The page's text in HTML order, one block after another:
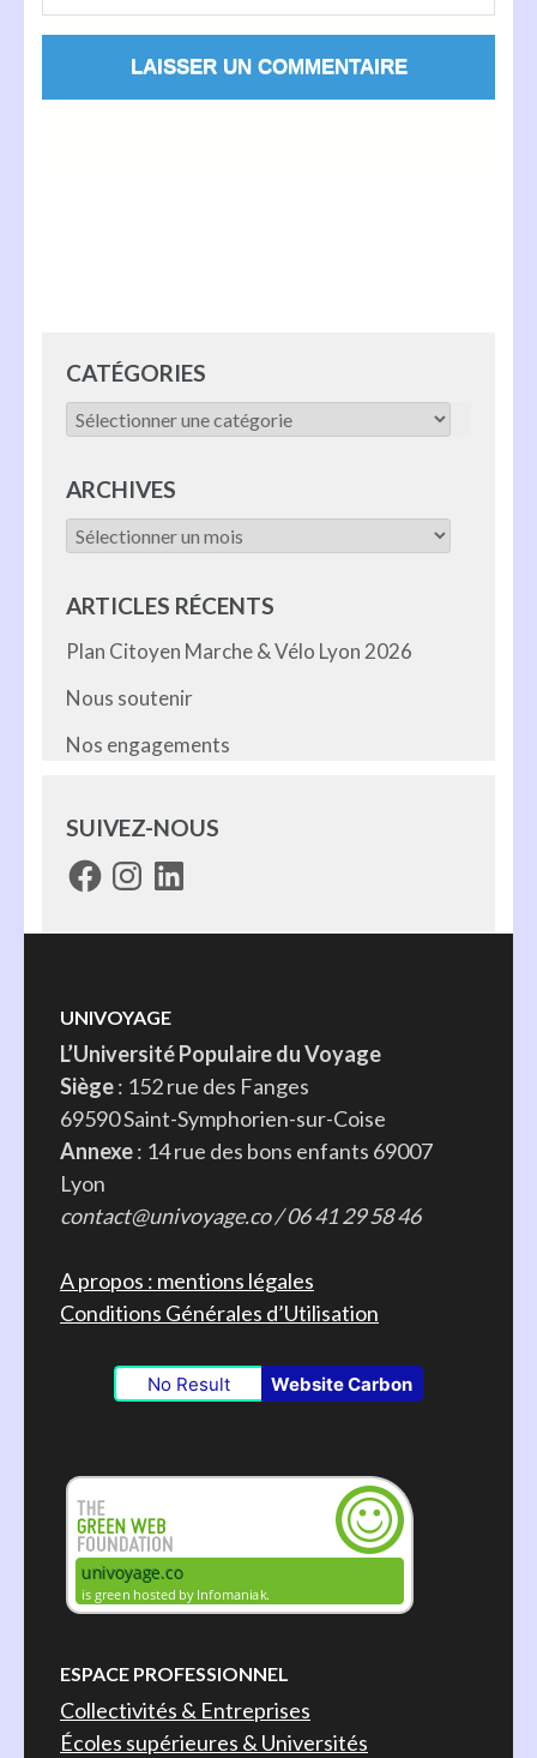
CATÉGORIES
Catégories
ARCHIVES
Archives
ARTICLES RÉCENTS
Plan Citoyen Marche & Vélo Lyon 2026
Nous soutenir
Nos engagements
SUIVEZ-NOUS
FacebookInstagram
LinkedIn
UNIVOYAGE
L’Université Populaire du Voyage
Siège: 152 rue des Fanges
69590 Saint-Symphorien-sur-Coise
Annexe: 14 rue des bons enfants 69007
Lyon
contact@univoyage.co / 06 41 29 58 46
A propos : mentions légales
Conditions Générales d’Utilisation
No Result Website Carbon
ESPACE PROFESSIONNEL
Collectivités & Entreprises
Écoles supérieures & Universités